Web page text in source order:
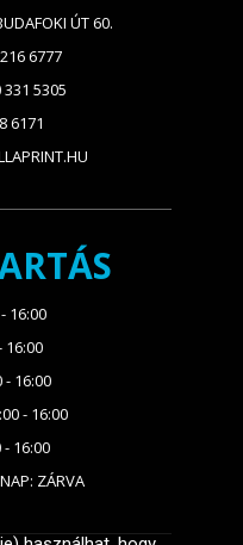
ÚT 60.
6777
331 5305
6171
16:00
16:00
- 16:00
- 16:00
- 16:00
ZÁRVA